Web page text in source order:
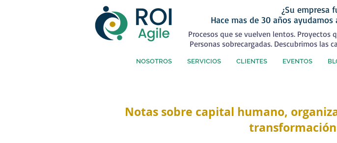
¿Su empresa
Hace mas de 30 años
Procesos que se vuelven lentos. Proyectos
Personas sobrecargadas. Descubrimos las
NOSOTROS SERVICIOS CLIENTES EVENTOS
Notas sobre capital humano,